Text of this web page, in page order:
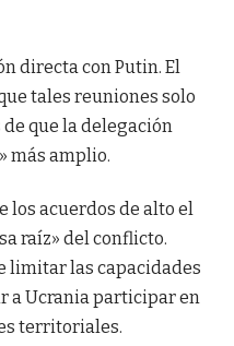
directa con Putin. El
tales reuniones solo
que la delegación
más amplio.
los acuerdos de alto el
raíz» del conflicto.
limitar las capacidades
a Ucrania participar en
territoriales.